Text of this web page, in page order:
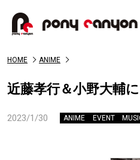
HOME ANIME
近藤孝行＆小野大輔
2023/1/30 ANIME EVENT